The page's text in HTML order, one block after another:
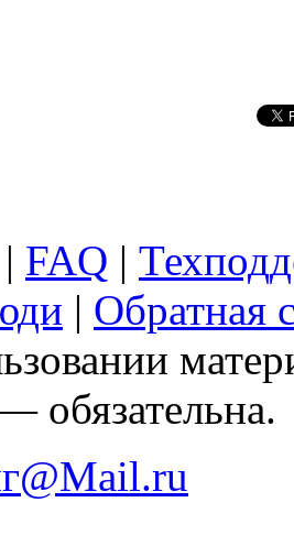
| FAQ |
| Обратная
обязательна.